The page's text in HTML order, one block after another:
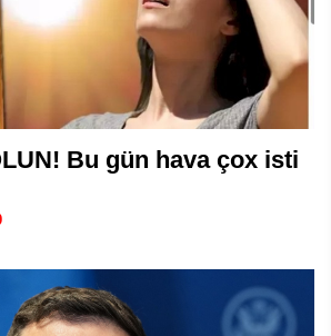
Bu gün hava çox isti